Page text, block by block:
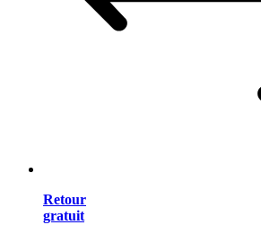
Retour
gratuit